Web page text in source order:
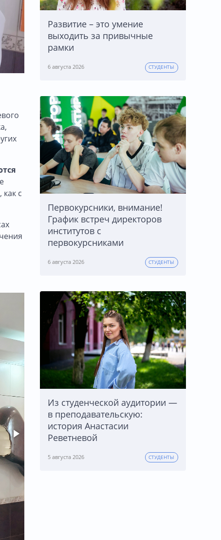
с
Развитие – это умение
выходить за привычные
рамки
6 августа 2026 СТУДЕНТЫ
Первокурсники, внимание!
График встреч директоров
институтов с
первокурсниками
6 августа 2026 СТУДЕНТЫ
Из студенческой аудитории —
в преподавательскую:
история Анастасии
Реветневой
5 августа 2026 СТУДЕНТЫ